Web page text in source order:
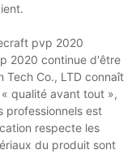
pvp 2020
2020 continue d'être
Tech Co., LTD connaît
qualité avant tout »,
professionnels est
respecte les
du produit sont